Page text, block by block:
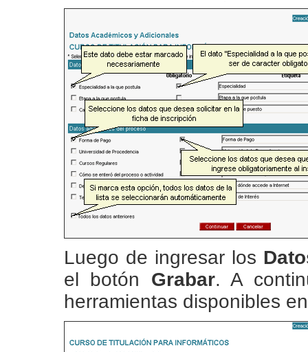
Luego de ingresar los
el botón Grabar. A
herramientas disponibles